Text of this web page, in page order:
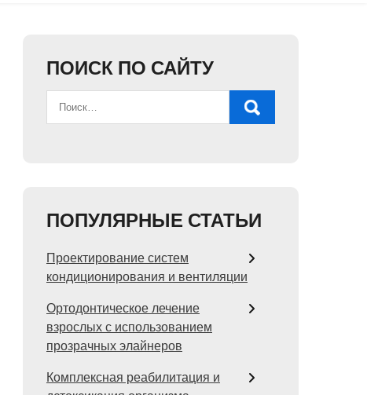
ПОИСК ПО САЙТУ
ПОПУЛЯРНЫЕ СТАТЬИ
Проектирование систем
кондиционирования и вентиляции
Ортодонтическое лечение
взрослых с использованием
прозрачных элайнеров
Комплексная реабилитация и